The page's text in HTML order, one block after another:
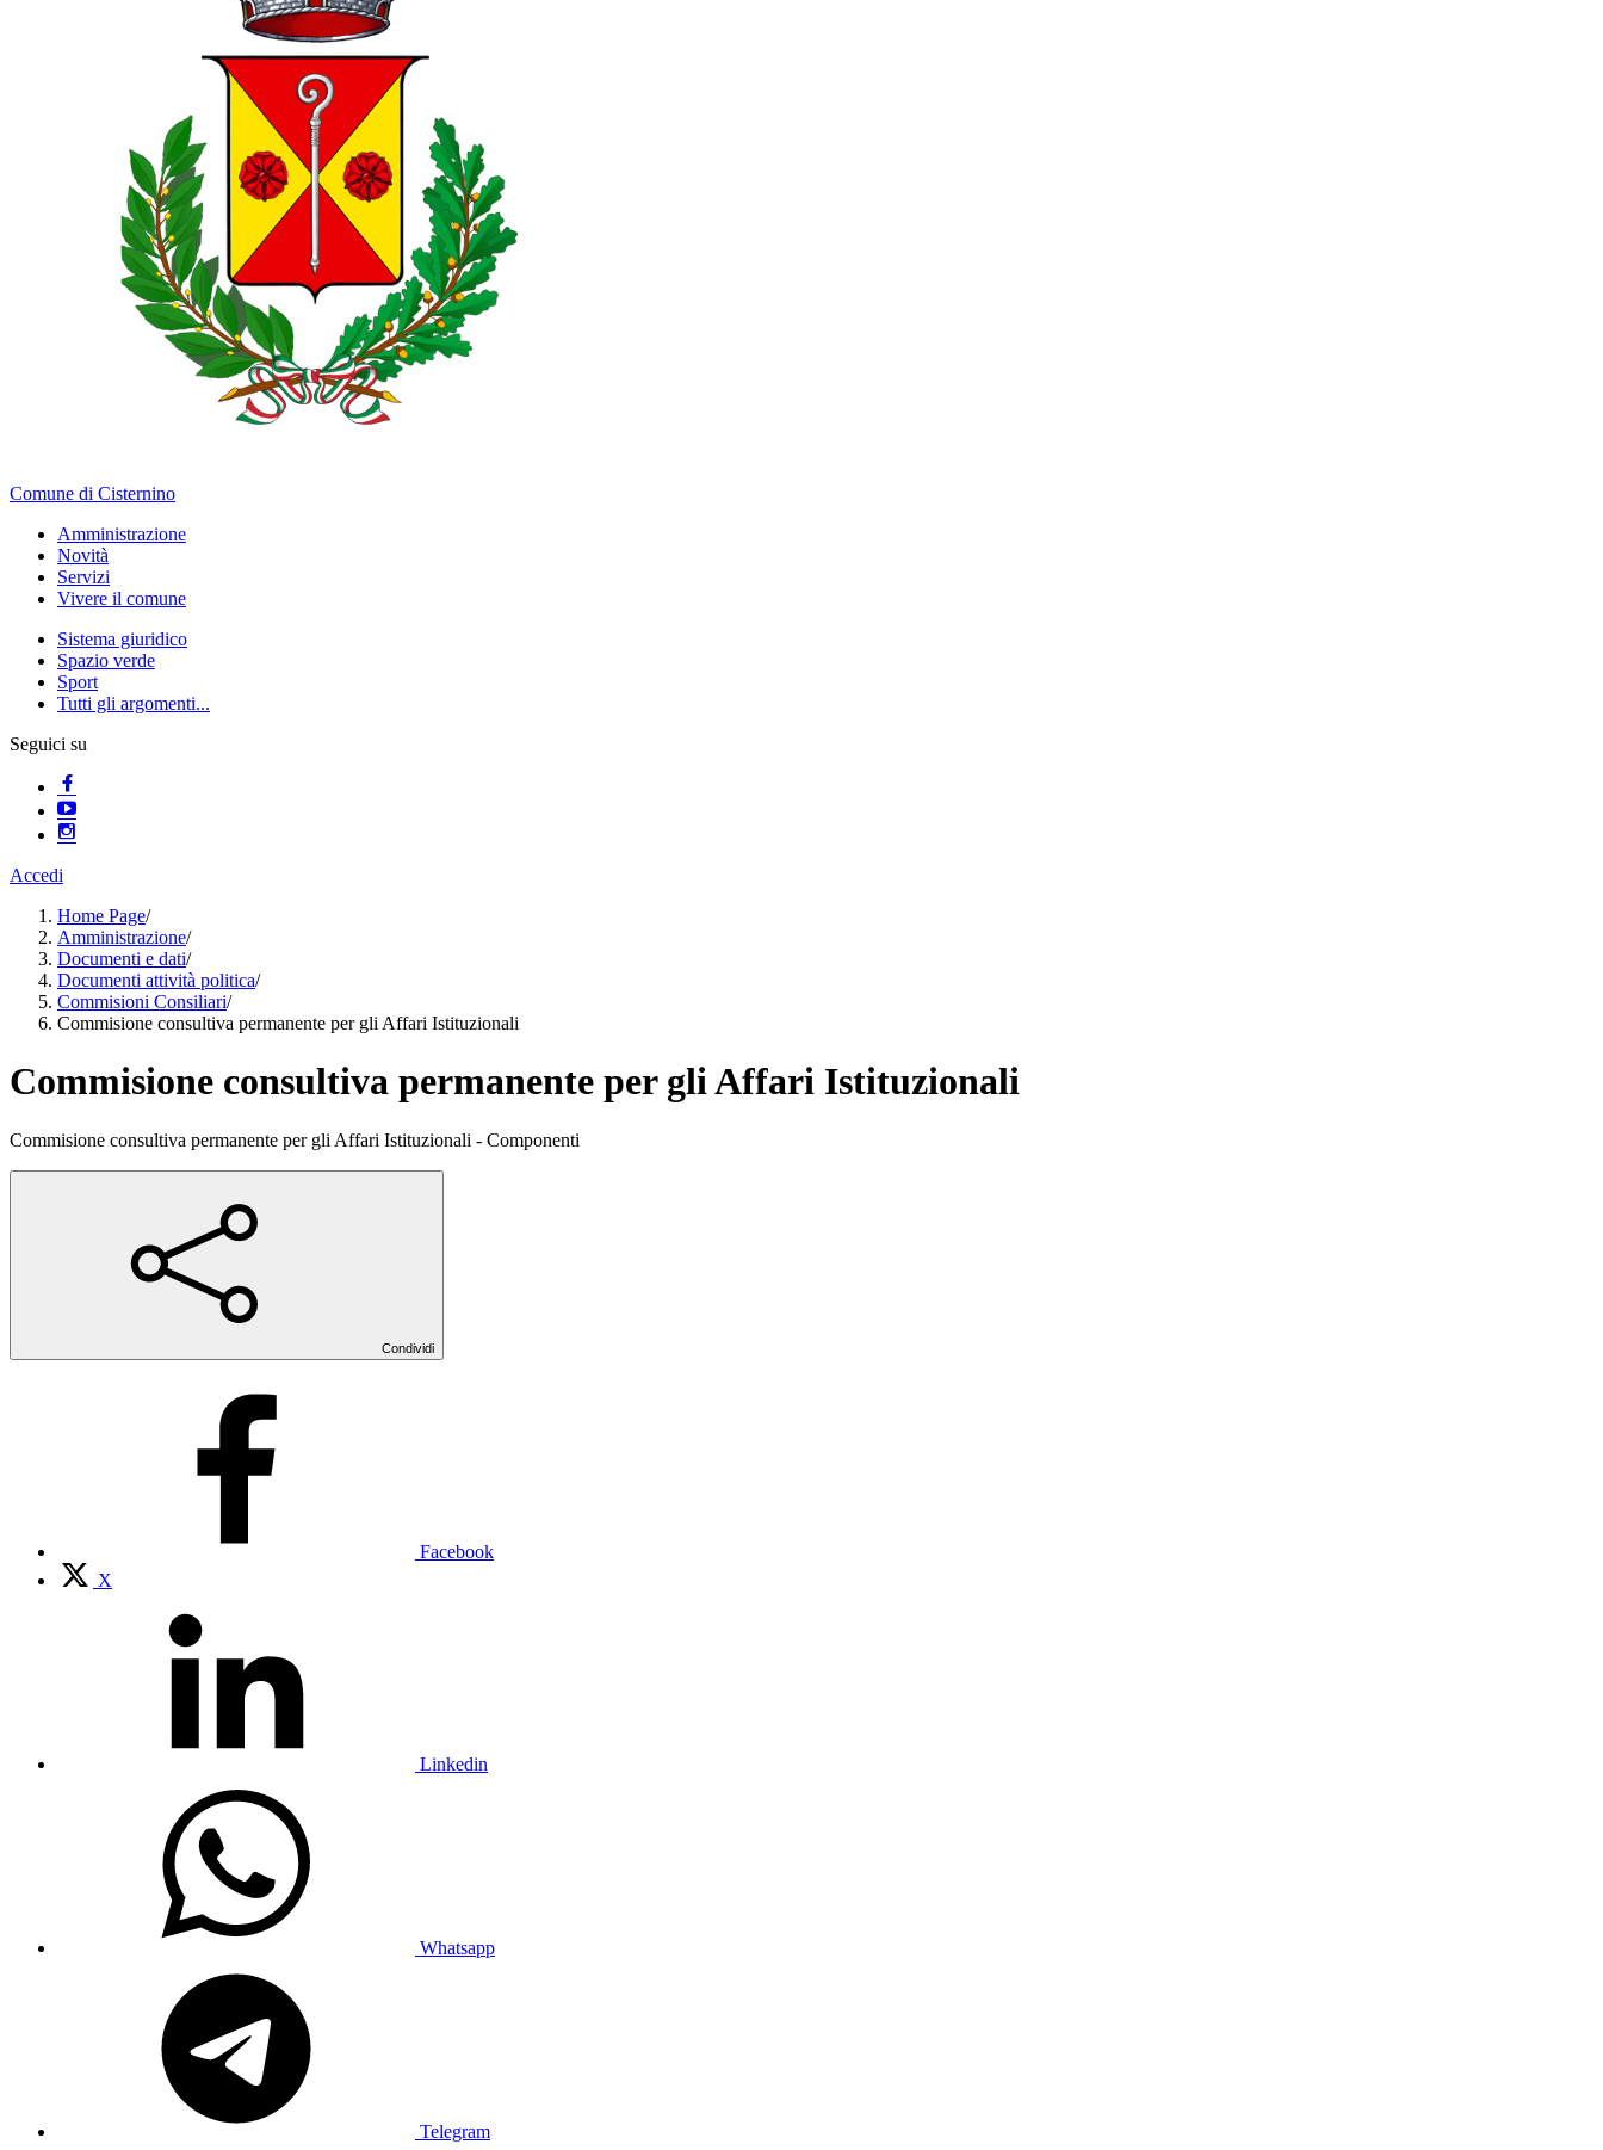
Comune di Cisternino
Amministrazione
Novità
Servizi
Vivere il comune
Sistema giuridico
Spazio verde
Sport
Tutti gli argomenti...
Seguici su
Accedi
Home Page/
Amministrazione/
Documenti e dati/
Documenti attività politica/
Commisioni Consiliari/
Commisione consultiva permanente per gli Affari Istituzionali
Commisione consultiva permanente per gli Affari Istituzionali
Commisione consultiva permanente per gli Affari Istituzionali - Componenti
Condividi
Facebook
X
Linkedin
Whatsapp
Telegram